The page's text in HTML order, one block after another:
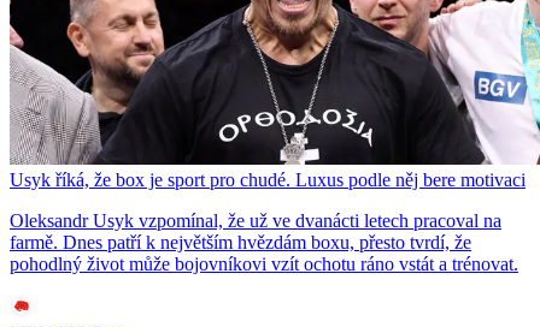
Usyk říká, že box je sport pro chudé. Luxus podle něj bere motivaci
Oleksandr Usyk vzpomínal, že už ve dvanácti letech pracoval na
farmě. Dnes patří k největším hvězdám boxu, přesto tvrdí, že
pohodlný život může bojovníkovi vzít ochotu ráno vstát a trénovat.